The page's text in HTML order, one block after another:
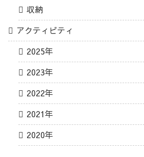
収納
アクティビティ
2025年
2023年
2022年
2021年
2020年